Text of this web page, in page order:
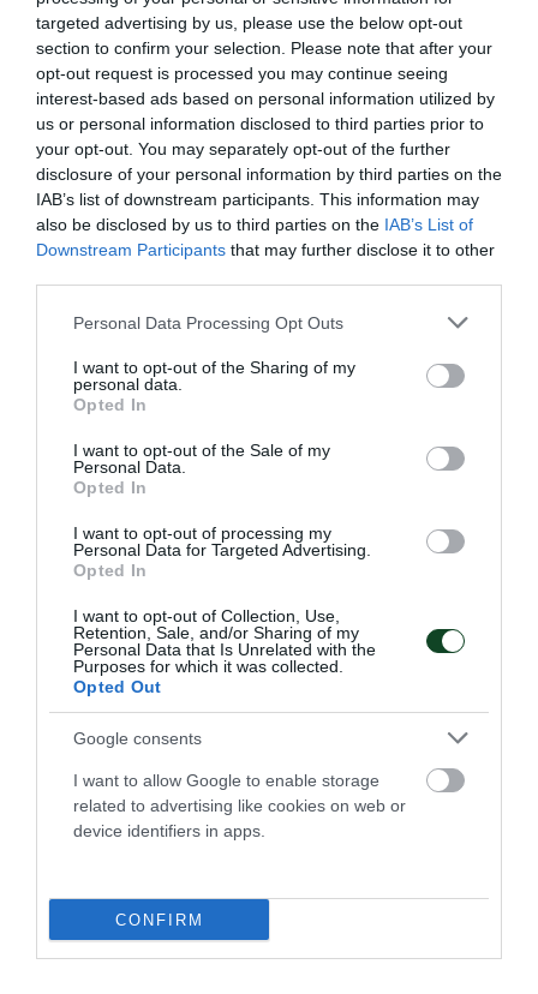
targeted advertising by us, please use the below opt-out
section to confirm your selection. Please note that after your
opt-out request is processed you may continue seeing
interest-based ads based on personal information utilized by
us or personal information disclosed to third parties prior to
your opt-out. You may separately opt-out of the further
disclosure of your personal information by third parties on the
IAB’s list of downstream participants. This information may
also be disclosed by us to third parties on the IAB’s List of
Downstream Participants that may further disclose it to other
Please note that this website/app uses one or more Google
not limited to your visit or usage behaviour. You may click to
grant or deny consent to Google and its third-party tags to
use your data for below specified purposes in below Google
consent section.
Personal Data Processing Opt Outs
I want to opt-out of the Sharing of my
personal data.
Opted In
I want to opt-out of the Sale of my
Personal Data.
Opted In
I want to opt-out of processing my
Personal Data for Targeted Advertising.
Opted In
I want to opt-out of Collection, Use,
Retention, Sale, and/or Sharing of my
Personal Data that Is Unrelated with the
Purposes for which it was collected.
Opted Out
Google consents
I want to allow Google to enable storage
related to advertising like cookies on web or
device identifiers in apps.
CONFIRM
Κυριακή 7 Δεκεμβρίου
09:30 Βύρωνας. αγώνας ΣΚΟΕ αεροβόλων με
τη συμμετοχή του ΠΑΟ
12:00 Ρουφ, Παναθηναϊκός-Τράχωνες 5η
αγωνιστική πρωταθλήματος ποδοσφαίρου
Νεανίδων Κ17
15:00 Κηφισιά, Κηφισιά-Παναθηναϊκός 10η
15:00 Μελίσσια, Παναθηναϊκός-Φοίβος
Μελισσσίων Τουρνουά 4Χ4
Παναθηναϊκός-Παγκράτι, Αγόρια Κ21
ΕΣΠΑΑΑΑ